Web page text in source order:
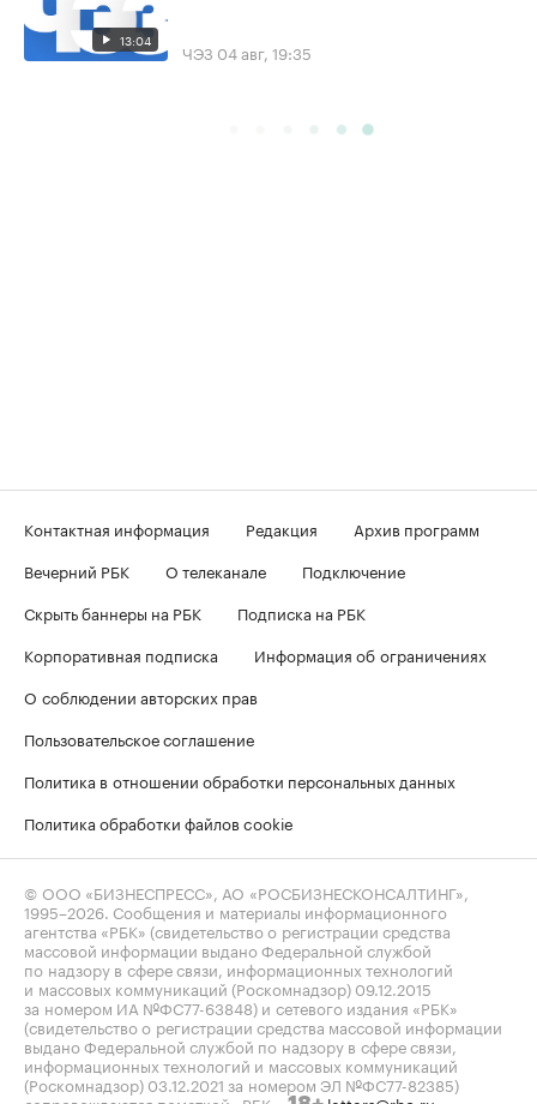
13:04 ЧЭЗ 04 авг, 19:35
Контактная информация Редакция
Архив программ
Вечерний РБК
О телеканале
Подключение
Скрыть баннеры на РБК
Подписка на РБК
Корпоративная подписка
Информация об ограничениях
О соблюдении авторских прав
Пользовательское соглашение
Политика в отношении обработки персональных данных
Политика обработки файлов cookie
© ООО «БИЗНЕСПРЕСС», АО «РОСБИЗНЕСКОНСАЛТИНГ»,
1995–2026 . Сообщения и материалы информационного
агентства «РБК» (свидетельство о регистрации средства
массовой информации выдано Федеральной службой
по надзору в сфере связи, информационных технологий
и массовых коммуникаций (Роскомнадзор) 09.12.2015
за номером ИА №ФС77-63848) и сетевого издания «РБК»
(свидетельство о регистрации средства массовой информации
выдано Федеральной службой по надзору в сфере связи,
информационных технологий и массовых коммуникаций
(Роскомнадзор) 03.12.2021 за номером ЭЛ №ФС77-82385)